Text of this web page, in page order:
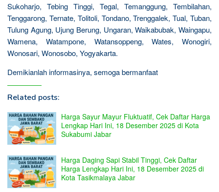
Sukoharjo, Tebing Tinggi, Tegal, Temanggung, Tembilahan,
Tenggarong, Ternate, Tolitoli, Tondano, Trenggalek, Tual, Tuban,
Tulung Agung, Ujung Berung, Ungaran, Waikabubak, Waingapu,
Wamena, Watampone, Watansoppeng, Wates, Wonogiri,
Wonosari, Wonosobo, Yogyakarta.
Demikianlah informasinya, semoga bermanfaat
Related posts:
Harga Sayur Mayur Fluktuatif, Cek Daftar Harga
Lengkap Hari Ini, 18 Desember 2025 di Kota
Sukabumi Jabar
Harga Daging Sapi Stabil Tinggi, Cek Daftar
Harga Lengkap Hari Ini, 18 Desember 2025 di
Kota Tasikmalaya Jabar